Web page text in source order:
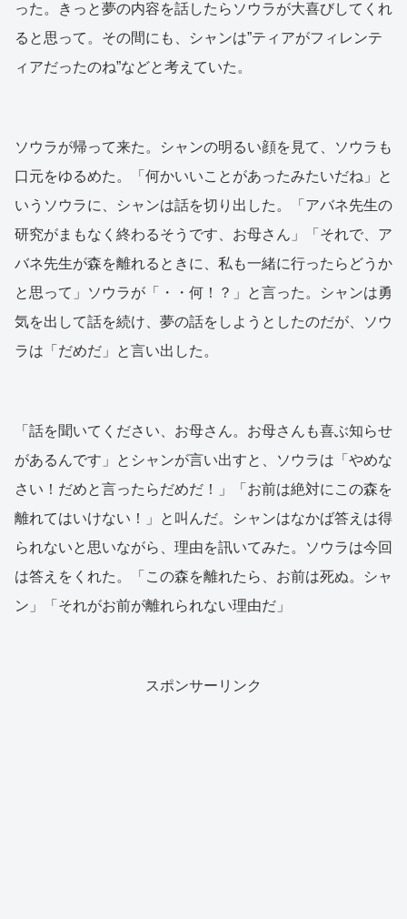
った。きっと夢の内容を話したらソウラが大喜びしてくれ
ると思って。その間にも、シャンは”ティアがフィレンテ
ィアだったのね”などと考えていた。
ソウラが帰って来た。シャンの明るい顔を見て、ソウラも
口元をゆるめた。「何かいいことがあったみたいだね」と
いうソウラに、シャンは話を切り出した。「アバネ先生の
研究がまもなく終わるそうです、お母さん」「それで、ア
バネ先生が森を離れるときに、私も一緒に行ったらどうか
と思って」ソウラが「・・何！？」と言った。シャンは勇
気を出して話を続け、夢の話をしようとしたのだが、ソウ
ラは「だめだ」と言い出した。
「話を聞いてください、お母さん。お母さんも喜ぶ知らせ
があるんです」とシャンが言い出すと、ソウラは「やめな
さい！だめと言ったらだめだ！」「お前は絶対にこの森を
離れてはいけない！」と叫んだ。シャンはなかば答えは得
られないと思いながら、理由を訊いてみた。ソウラは今回
は答えをくれた。「この森を離れたら、お前は死ぬ。シャ
ン」「それがお前が離れられない理由だ」
スポンサーリンク